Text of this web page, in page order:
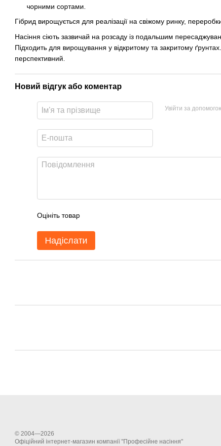
чорними сортами.
Гібрид вирощується для реалізації на свіжому ринку,
Насіння сіють зазвичай на розсаду із подальшим
Підходить для вирощування у відкритому та закритому
перспективний.
Новий відгук або коментар
Увійти за
Оцініть товар
Надіслати
© 2004—2026
Офіційний інтернет-магазин компанії "Професійне насіння"